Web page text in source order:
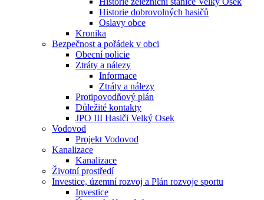
Historie dobrovolných hasičů
Oslavy obce
Kronika
Bezpečnost a pořádek v obci
Obecní policie
Ztráty a nálezy
Informace
Ztráty a nálezy
Protipovodňový plán
Důležité kontakty
JPO III Hasiči Velký Osek
Vodovod
Projekt Vodovod
Kanalizace
Kanalizace
Životní prostředí
Investice, územní rozvoj a Plán rozvoje sportu
Investice